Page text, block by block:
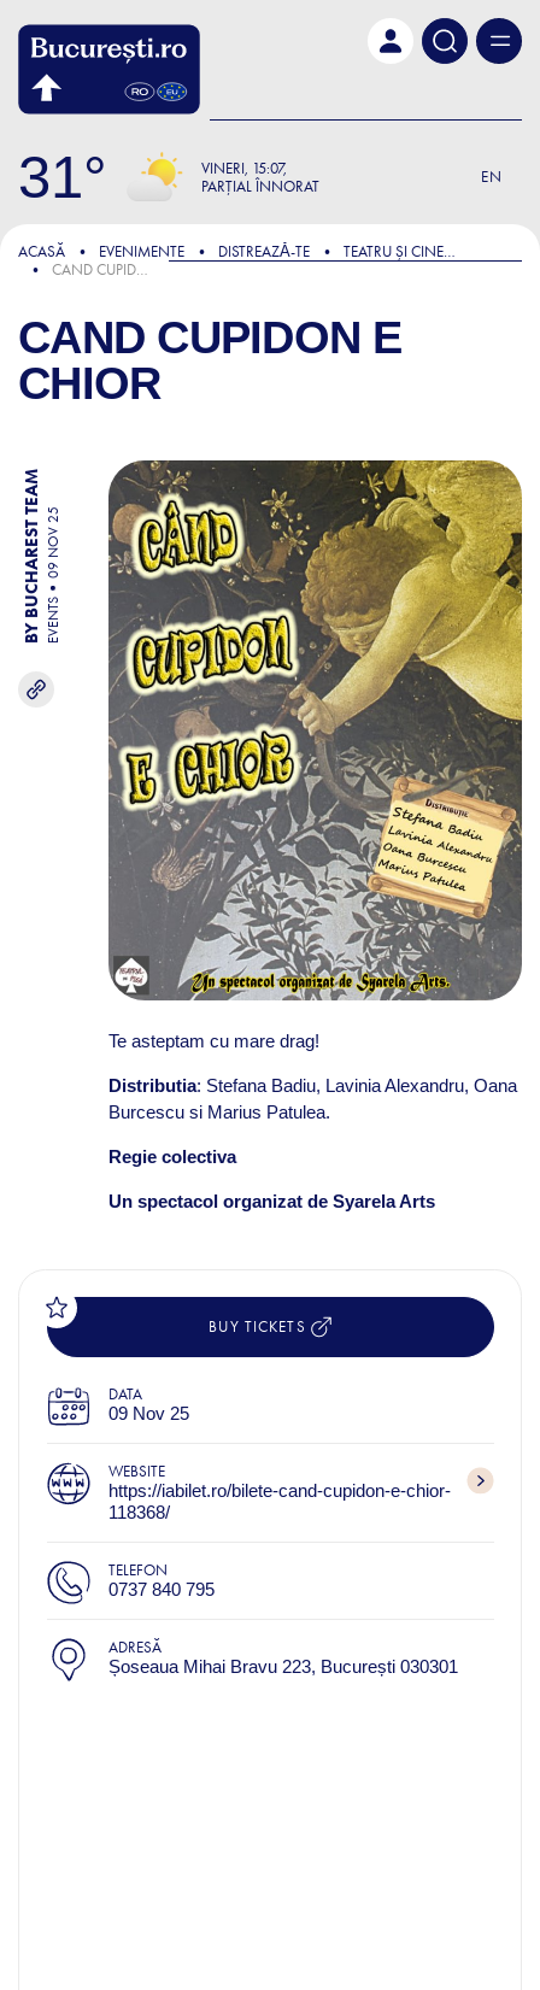
31 VINERI 15:07
PARȚIAL ÎNNORAT
EN
ACASĂ EVENIMENTE DISTREAZǍ-TE
TEATRU ȘI CINEMA
CAND CUPIDON E CHIOR
CAND CUPIDON E
CHIOR
BY BUCHAREST TEAM EVENTS
09 NOV 25
Te asteptam cu mare drag!
Distributia: Stefana Badiu, Lavinia Alexandru, Oana
Burcescu si Marius Patulea.
Regie colectiva
Un spectacol organizat de Syarela Arts
BUY TICKETS
DATA
09 Nov 25
WEBSITE
https://iabilet.ro/bilete-cand-cupidon-e-chior-
118368/
TELEFON
0737 840 795
ADRESĂ
Șoseaua Mihai Bravu 223, București 030301